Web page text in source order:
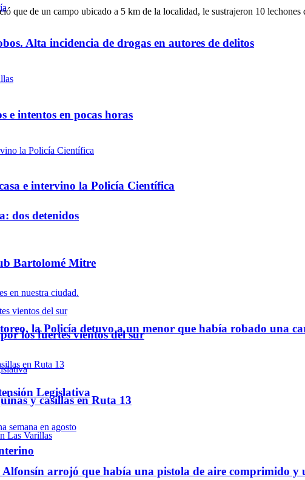
Alta incidencia de drogas en autores de delitos
e intentos en pocas horas
e intervino la Policía Científica
la Policía detuvo a un menor que había robado una
y casillas en Ruta 13
arrojó que había una pistola de aire comprimido y
que de un campo ubicado a 5 km de la localidad, le sustrajeron 10 lechones
dos detenidos
Bartolomé Mitre
los fuertes vientos del sur
Legislativa